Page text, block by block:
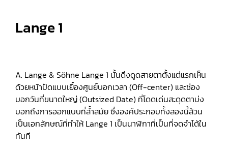
Lange 1
A. Lange & Söhne Lange 1 นั้นดึงดูดสายตาตั้งแต่แรกเห็น
ด้วยหน้าปัดแบบเยื้องศูนย์บอกเวลา (Off-center) และช่อง
บอกวันที่ขนาดใหญ่ (Outsized Date) ที่โดดเด่นสะดุดตาบ่ง
บอกถึงการออกแบบที่ล้ำสมัย ซึ่งองค์ประกอบทั้งสองนี้ล้วน
เป็นเอกลักษณ์ที่ทำให้ Lange 1 เป็นนาฬิกาที่เป็นที่จดจำได้ใน
ทันที